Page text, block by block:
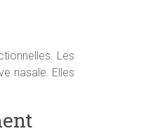
Les
nasale. Elles